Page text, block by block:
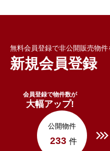
無料会員登録で非公開販売物件
新規会員登録
会員登録で物件数が
大幅アップ!
公開物件
233 件